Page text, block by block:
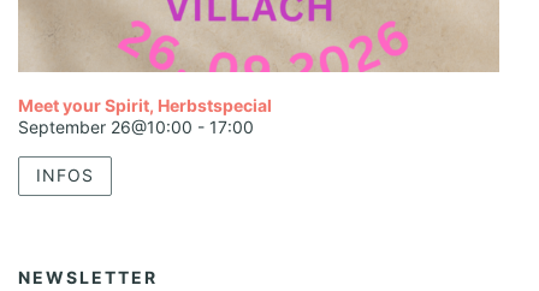
Meet your Spirit, Herbstspecial
September 26@10:00 - 17:00
INFOS
NEWSLETTER